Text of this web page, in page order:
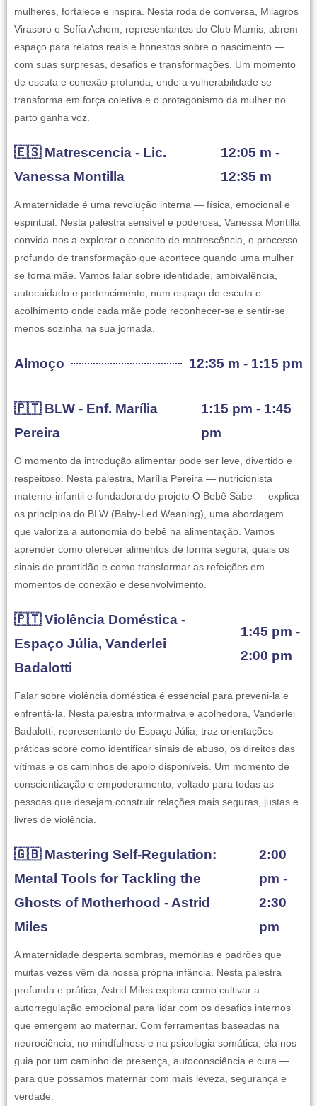
mulheres, fortalece e inspira. Nesta roda de conversa, Milagros
Virasoro e Sofía Achem, representantes do Club Mamis, abrem
espaço para relatos reais e honestos sobre o nascimento —
com suas surpresas, desafios e transformações. Um momento
de escuta e conexão profunda, onde a vulnerabilidade se
transforma em força coletiva e o protagonismo da mulher no
parto ganha voz.
🇪🇸 Matrescencia - Lic.
Vanessa Montilla
12:05 m -
12:35 m
A maternidade é uma revolução interna — física, emocional e
espiritual. Nesta palestra sensível e poderosa, Vanessa Montilla
convida-nos a explorar o conceito de matrescência, o processo
profundo de transformação que acontece quando uma mulher
se torna mãe. Vamos falar sobre identidade, ambivalência,
autocuidado e pertencimento, num espaço de escuta e
acolhimento onde cada mãe pode reconhecer-se e sentir-se
menos sozinha na sua jornada.
Almoço 12:35 m - 1:15 pm
🇵🇹 BLW - Enf. Marília
Pereira
1:15 pm - 1:45
pm
O momento da introdução alimentar pode ser leve, divertido e
respeitoso. Nesta palestra, Marília Pereira — nutricionista
materno-infantil e fundadora do projeto O Bebê Sabe — explica
os princípios do BLW (Baby-Led Weaning), uma abordagem
que valoriza a autonomia do bebê na alimentação. Vamos
aprender como oferecer alimentos de forma segura, quais os
sinais de prontidão e como transformar as refeições em
momentos de conexão e desenvolvimento.
🇵🇹 Violência Doméstica -
Espaço Júlia, Vanderlei
Badalotti
1:45 pm -
2:00 pm
Falar sobre violência doméstica é essencial para preveni-la e
enfrentá-la. Nesta palestra informativa e acolhedora, Vanderlei
Badalotti, representante do Espaço Júlia, traz orientações
práticas sobre como identificar sinais de abuso, os direitos das
vítimas e os caminhos de apoio disponíveis. Um momento de
conscientização e empoderamento, voltado para todas as
pessoas que desejam construir relações mais seguras, justas e
livres de violência.
🇬🇧 Mastering Self-Regulation:
Mental Tools for Tackling the
Ghosts of Motherhood - Astrid
Miles
2:00
pm -
2:30
pm
A maternidade desperta sombras, memórias e padrões que
muitas vezes vêm da nossa própria infância. Nesta palestra
profunda e prática, Astrid Miles explora como cultivar a
autorregulação emocional para lidar com os desafios internos
que emergem ao maternar. Com ferramentas baseadas na
neurociência, no mindfulness e na psicologia somática, ela nos
guia por um caminho de presença, autoconsciência e cura —
para que possamos maternar com mais leveza, segurança e
verdade.